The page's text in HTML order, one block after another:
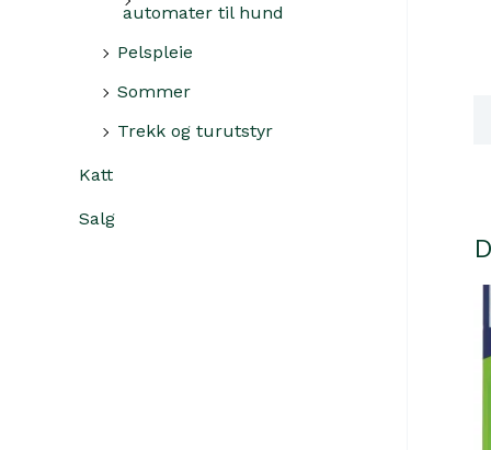
automater til hund
Pelspleie
Sommer
Trekk og turutstyr
Katt
Salg